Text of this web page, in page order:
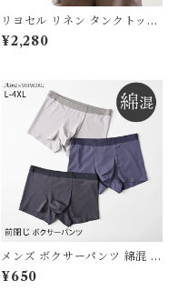
リヨセル リネン タンクトップ
ノースリーブ トップス Vネッ
ク ゆったり 4色展開 麻 レディ
シック シンプル 定番 ナチュラ
ル J-86895 スイモク【水沐
良品】
¥2,280
メンズ ボクサーパンツ 綿混 下
着 前閉じ 綿たっぷり 男性用
無地 シンプル 伸縮性 ストレッ
¥650